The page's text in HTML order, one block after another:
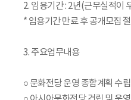
2. 임용기간 : 2년(근무실적이
* 임용기간 만료 후 공개모집
3. 주요업무내용
○ 문화전당 운영 종합계획 수